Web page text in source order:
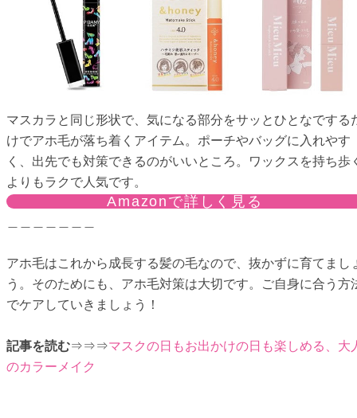
マスカラと同じ形状で、気になる部分をサッとひとなでする
けでアホ毛が落ち着くアイテム。ポーチやバッグに入れやす
く、出先でも対策できるのがいいところ。ワックスを持ち歩
よりもラクで人気です。
Amazonで詳しく見る
アホ毛はこれから成長する髪の毛なので、抜かずに育てまし
う。そのためにも、アホ毛対策は大切です。ご自身に合う方
でケアしていきましょう！
記事を読む⇒⇒⇒マスクの日もお出かけの日も楽しめる、大
のカラーメイク